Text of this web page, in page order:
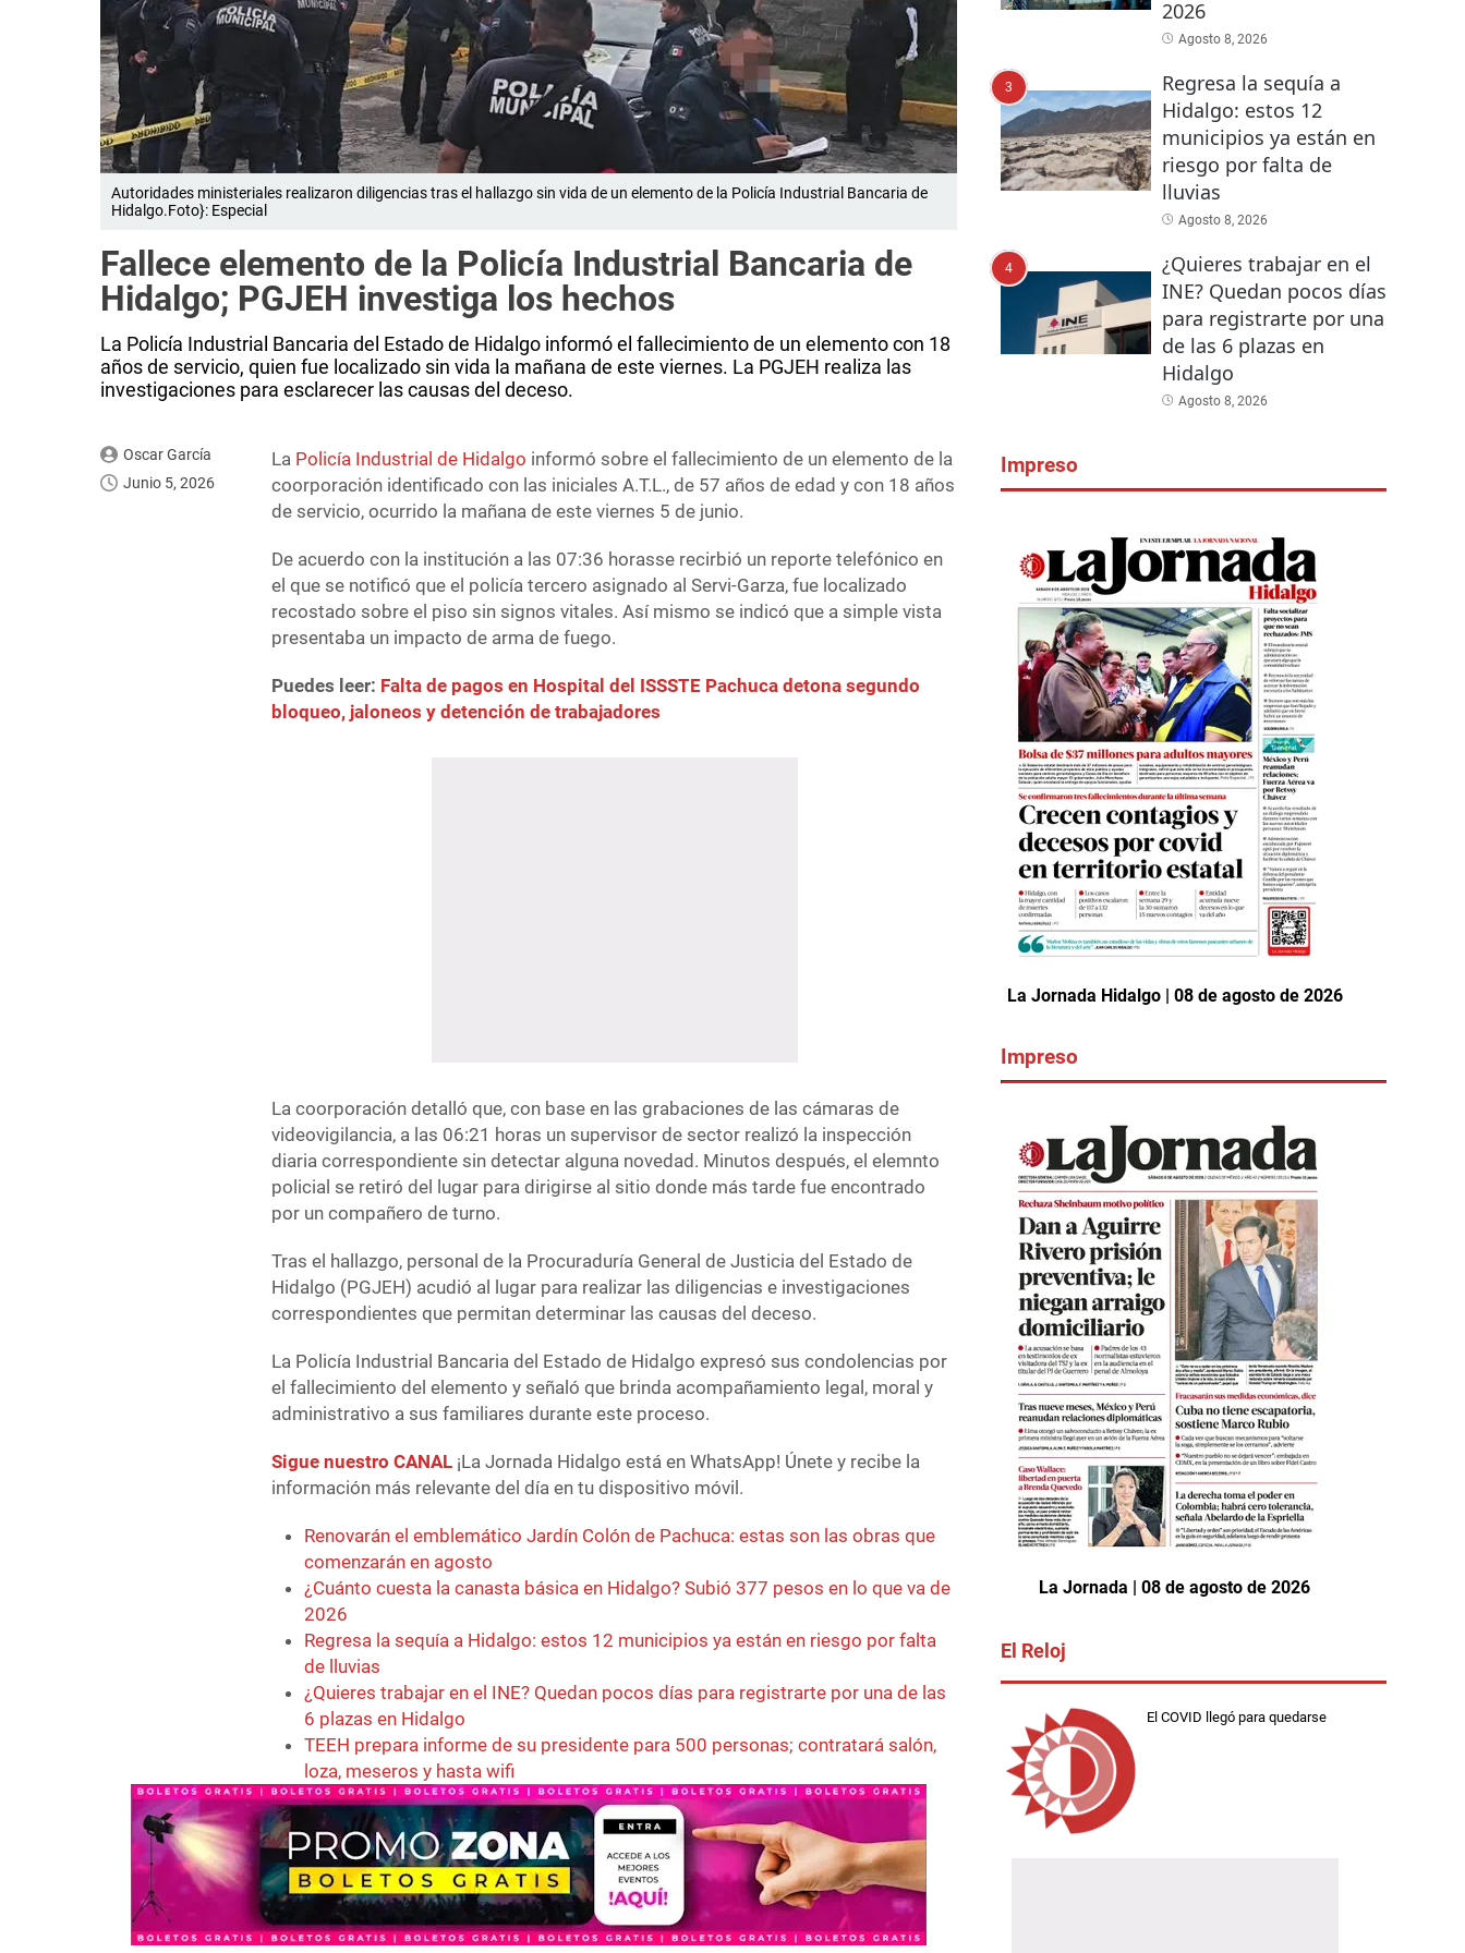
Autoridades ministeriales realizaron diligencias tras el hallazgo sin vida de un elemento de la Policía Industrial Bancaria de
Hidalgo.Foto}: Especial
Fallece elemento de la Policía Industrial Bancaria de
Hidalgo; PGJEH investiga los hechos
La Policía Industrial Bancaria del Estado de Hidalgo informó el fallecimiento de un elemento con 18
años de servicio, quien fue localizado sin vida la mañana de este viernes. La PGJEH realiza las
investigaciones para esclarecer las causas del deceso.
Oscar García
Junio 5, 2026
La Policía Industrial de Hidalgo informó sobre el fallecimiento de un elemento de la
coorporación identificado con las iniciales A.T.L., de 57 años de edad y con 18 años
de servicio, ocurrido la mañana de este viernes 5 de junio.
De acuerdo con la institución a las 07:36 horasse recirbió un reporte telefónico en
el que se notificó que el policía tercero asignado al Servi-Garza, fue localizado
recostado sobre el piso sin signos vitales. Así mismo se indicó que a simple vista
presentaba un impacto de arma de fuego.
Puedes leer: Falta de pagos en Hospital del ISSSTE Pachuca detona segundo
bloqueo, jaloneos y detención de trabajadores
La coorporación detalló que, con base en las grabaciones de las cámaras de
videovigilancia, a las 06:21 horas un supervisor de sector realizó la inspección
diaria correspondiente sin detectar alguna novedad. Minutos después, el elemnto
policial se retiró del lugar para dirigirse al sitio donde más tarde fue encontrado
por un compañero de turno.
Tras el hallazgo, personal de la Procuraduría General de Justicia del Estado de
Hidalgo (PGJEH) acudió al lugar para realizar las diligencias e investigaciones
correspondientes que permitan determinar las causas del deceso.
La Policía Industrial Bancaria del Estado de Hidalgo expresó sus condolencias por
el fallecimiento del elemento y señaló que brinda acompañamiento legal, moral y
administrativo a sus familiares durante este proceso.
Sigue nuestro CANAL ¡La Jornada Hidalgo está en WhatsApp! Únete y recibe la
información más relevante del día en tu dispositivo móvil.
Renovarán el emblemático Jardín Colón de Pachuca: estas son las obras que
comenzarán en agosto
¿Cuánto cuesta la canasta básica en Hidalgo? Subió 377 pesos en lo que va de
2026
Regresa la sequía a Hidalgo: estos 12 municipios ya están en riesgo por falta
de lluvias
¿Quieres trabajar en el INE? Quedan pocos días para registrarte por una de las
6 plazas en Hidalgo
TEEH prepara informe de su presidente para 500 personas; contratará salón,
loza, meseros y hasta wifi
2026
Agosto 8, 2026
3
Regresa la sequía a
Hidalgo: estos 12
municipios ya están en
riesgo por falta de
lluvias
Agosto 8, 2026
4
¿Quieres trabajar en el
INE? Quedan pocos días
para registrarte por una
de las 6 plazas en
Hidalgo
Agosto 8, 2026
Impreso
La Jornada Hidalgo | 08 de agosto de 2026
Impreso
La Jornada | 08 de agosto de 2026
El Reloj
El COVID llegó para quedarse